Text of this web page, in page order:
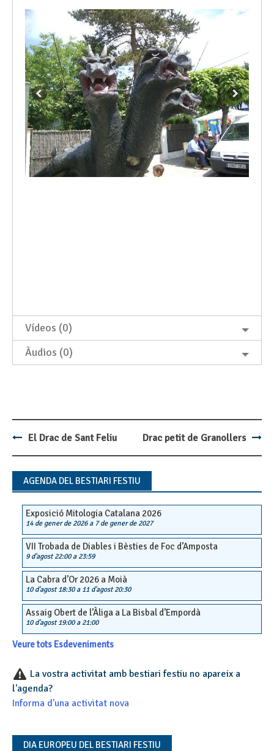
Vídeos (0)
Àudios (0)
Post
navigation
El Drac de Sant Feliu Drac petit de Granollers
AGENDA DEL BESTIARI FESTIU
Exposició Mitologia Catalana 2026
14 de gener de 2026a 7 de gener de 2027
VII Trobada de Diables i Bèsties de Foc d’Amposta
9 d'agost 22:00a 23:59
La Cabra d’Or 2026 a Moià
10 d'agost 18:30a 11 d'agost 20:30
Assaig Obert de l’Àliga a La Bisbal d’Empordà
10 d'agost 19:00a 21:00
Veure tots Esdeveniments
La vostra activitat amb bestiari festiu no apareix a
l'agenda?
Informa d'una activitat nova
DIA EUROPEU DEL BESTIARI FESTIU